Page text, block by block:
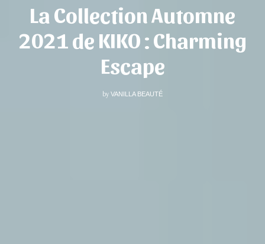
La Collection Automne
2021 de KIKO : Charming
Escape
by VANILLA BEAUTÉ